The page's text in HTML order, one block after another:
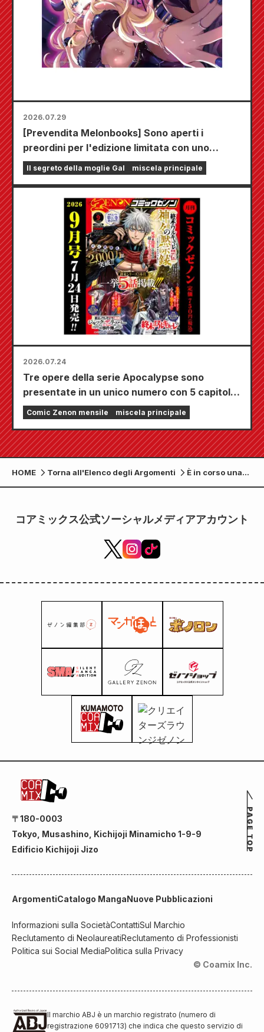
2026.07.29
[Prevendita Melonbooks] Sono aperti i
preordini per l'edizione limitata con uno
speciale tappetino da gioco che raffigura una
splendida illustrazione di Fuyuki Tojo
Secret of the Gal Bride" uscirà il 20 ottobre!
Il segreto della moglie Gal miscela principale
2026.07.24
Tre opere della serie Apocalypse sono
presentate in un unico numero con 5 capitoli!!
Il numero di settembre 2026 di "Monthly
Comic Zenon" sarà in vendita dal 24 luglio!!
Comic Zenon mensile miscela principale
HOME Torna all'Elenco degli Argomenti
È in corso una
collaborazione
the Clouds" e il
コアミックス公式ソーシャルメディアアカウント
〒180-0003
Tokyo, Musashino, Kichijoji Minamicho 1-9-9
Edificio Kichijoji Jizo
ArgomentiCatalogo MangaNuove Pubblicazioni
Informazioni sulla SocietàContattiSul Marchio
Reclutamento di NeolaureatiReclutamento di Professionisti
Politica sui Social MediaPolitica sulla Privacy
© Coamix Inc.
Il marchio ABJ è un marchio registrato (numero di
registrazione 6091713) che indica che questo servizio di